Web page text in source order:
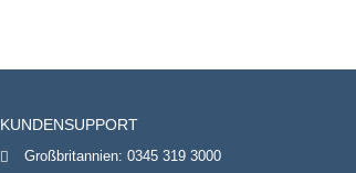
KUNDENSUPPORT
Großbritannien:0345 319 3000